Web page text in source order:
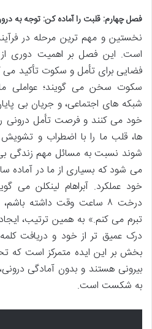
فصل چهارم: قلبت را آماده کن: توجه به
نخستین و مهم ترین مرحله در
است. این فصل بر اهمیت دوری از
فضایی برای تأمل و سکوت تأکید می
سکوت سخن می گویند؛ عواملی
شبکه های اجتماعی، و جریان بی
خود می کنند و فرصت تأمل درونی
ها، قلب ما را با اضطراب و
شوند نسبت به مسائل مهم زندگی
می شود که بسیاری از ما در آماده
خود عملکرد. آبراهام لینکلن می
تبرم می کنم.» به همین ترتیب،
درک عمیق تر از خود و دریافت
بخش بر این ایده متمرکز است که
بیرونی هستند و بدون آمادگی
به شکست است.